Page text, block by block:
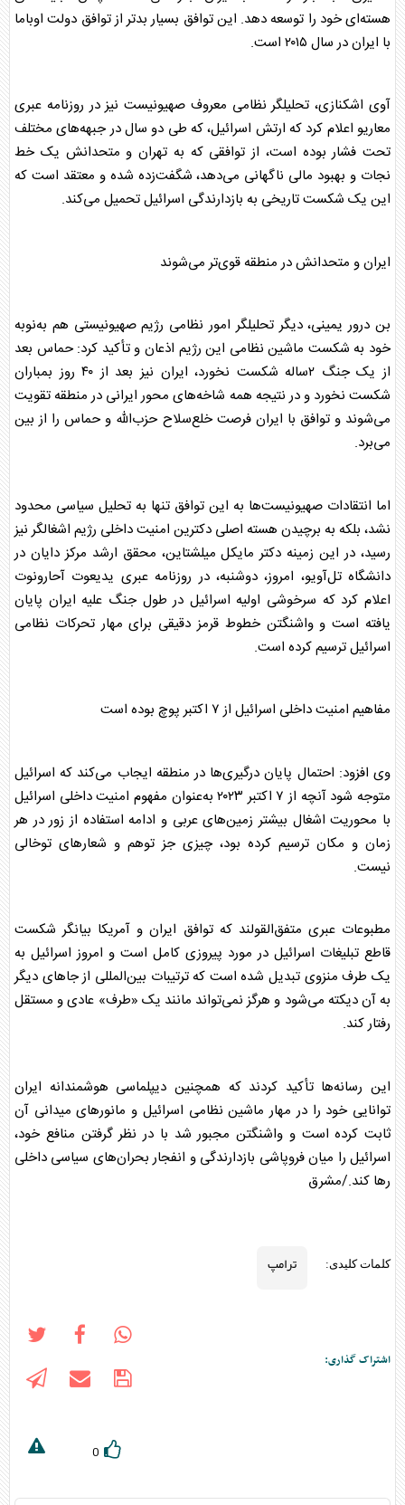
هسته‌ای خود را توسعه دهد. این توافق بسیار بدتر از توافق دولت اوباما
با ایران در سال ۲۰۱۵ است.
آوی اشکنازی، تحلیلگر نظامی معروف صهیونیست نیز در روزنامه عبری
معاریو اعلام کرد که ارتش اسرائیل، که طی دو سال در جبهه‌های مختلف
تحت فشار بوده است، از توافقی که به تهران و متحدانش یک خط
نجات و بهبود مالی ناگهانی می‌دهد، شگفت‌زده شده و معتقد است که
این یک شکست تاریخی به بازدارندگی اسرائیل تحمیل می‌کند.
ایران و متحدانش در منطقه قوی‌تر می‌شوند
بن درور یمینی، دیگر تحلیلگر امور نظامی رژیم صهیونیستی هم به‌نوبه
خود به شکست ماشین نظامی این رژیم اذعان و تأکید کرد: حماس بعد
از یک جنگ ۲ساله شکست نخورد، ایران نیز بعد از ۴۰ روز بمباران
شکست نخورد و در نتیجه همه شاخه‌های محور ایرانی در منطقه تقویت
می‌شوند و توافق با ایران فرصت خلع‌سلاح حزب‌الله و حماس را از بین
می‌برد.
اما انتقادات صهیونیست‌ها به این توافق تنها به تحلیل سیاسی محدود
نشد، بلکه به برچیدن هسته اصلی دکترین امنیت داخلی رژیم اشغالگر نیز
رسید، در این زمینه دکتر مایکل میلشتاین، محقق ارشد مرکز دایان در
دانشگاه تل‌آویو، امروز، دوشنبه، در روزنامه عبری یدیعوت آحارونوت
اعلام کرد که سرخوشی اولیه اسرائیل در طول جنگ علیه ایران پایان
یافته است و واشنگتن خطوط قرمز دقیقی برای مهار تحرکات نظامی
اسرائیل ترسیم کرده است.
مفاهیم امنیت داخلی اسرائیل از ۷ اکتبر پوچ بوده است
وی افزود: احتمال پایان درگیری‌ها در منطقه ایجاب می‌کند که اسرائیل
متوجه شود آنچه از ۷ اکتبر ۲۰۲۳ به‌عنوان مفهوم امنیت داخلی اسرائیل
با محوریت اشغال بیشتر زمین‌های عربی و ادامه استفاده از زور در هر
زمان و مکان ترسیم کرده بود، چیزی جز توهم و شعارهای توخالی
نیست.
مطبوعات عبری متفق‌القولند که توافق ایران و آمریکا بیانگر شکست
قاطع تبلیغات اسرائیل در مورد پیروزی کامل است و امروز اسرائیل به
یک طرف منزوی تبدیل شده است که ترتیبات بین‌المللی از جاهای دیگر
به آن دیکته می‌شود و هرگز نمی‌تواند مانند یک «طرف» عادی و مستقل
رفتار کند.
این رسانه‌ها تأکید کردند که همچنین دیپلماسی هوشمندانه ایران
توانایی خود را در مهار ماشین نظامی اسرائیل و مانورهای میدانی آن
ثابت کرده است و واشنگتن مجبور شد با در نظر گرفتن منافع خود،
اسرائیل را میان فروپاشی بازدارندگی و انفجار بحران‌های سیاسی داخلی
رها کند./مشرق
کلمات کلیدی: ترامپ
اشتراک گذاری:
0